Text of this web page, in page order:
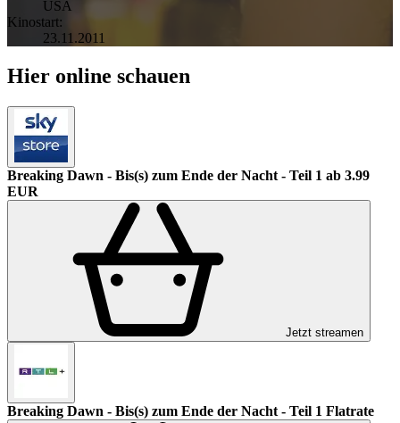
USA
Kinostart:
23.11.2011
Hier online schauen
Breaking Dawn - Bis(s) zum Ende der Nacht - Teil 1 ab 3.99
EUR
Jetzt streamen
Breaking Dawn - Bis(s) zum Ende der Nacht - Teil 1 Flatrate